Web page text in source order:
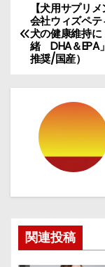
投
稿
ゲ
シ
ョ
ン
【犬用サプリ
会社ウィズペ
犬の健康維持
緒 DHA＆EPA
推奨/国産）
関連投稿